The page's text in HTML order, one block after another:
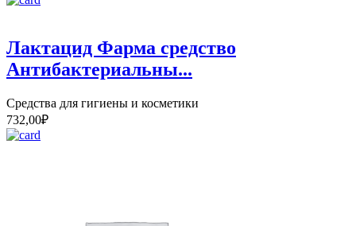
Лактацид Фарма средство
Антибактериальны...
Средства для гигиены и косметики
732,00₽